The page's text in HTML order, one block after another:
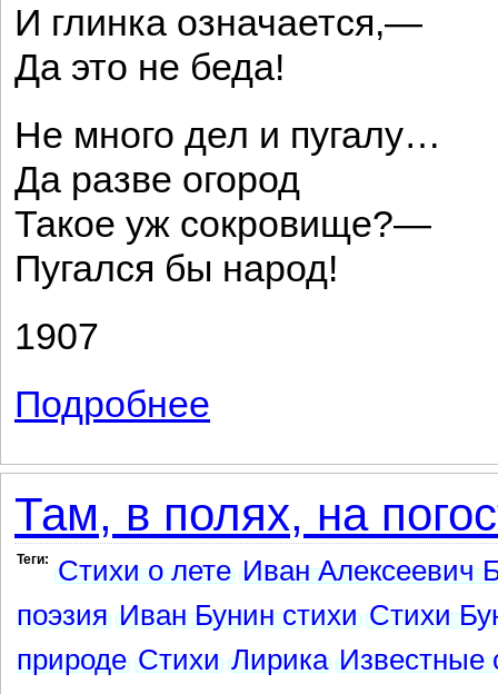
И глинка означается,—
Да это не беда!
Не много дел и пугалу…
Да разве огород
Такое уж сокровище?—
Пугался бы народ!
1907
Подробнее
Там, в полях, на
Теги: Стихи о лете Иван Алексеевич
поэзия Иван Бунин стихи Стихи
природе Стихи Лирика Известные